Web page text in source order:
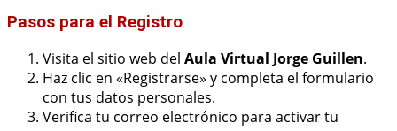
Pasos para el Registro
Visita el sitio web del Aula Virtual Jorge Guillen.
Haz clic en «Registrarse» y completa el formulario
con tus datos personales.
Verifica tu correo electrónico para activar tu